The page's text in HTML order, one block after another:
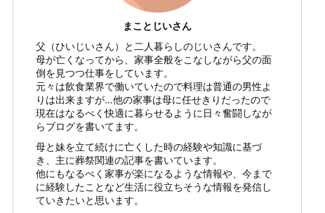
まことじいさん
父（ひいじいさん）と二人暮らしのじいさんです。
母が亡くなってから、家事全般をこなしながら父の面
倒を見つつ仕事をしています。
元々は飲食業界で働いていたので料理は普通の男性よ
りは出来ますが…他の家事は母に任せきりだったので
現在はなるべく快適に暮らせるように日々奮闘しなが
らブログを書いてます。
母と妹を立て続けに亡くした時の経験や知識に基づ
き、主に葬祭関連の記事を書いています。
他にもなるべく家事が楽になるような情報や、今まで
に経験したことなど生活に役立ちそうな情報を発信し
ていきたいと思います。